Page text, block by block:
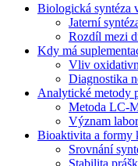
Biologická syntéza
Jaterní
Rozdíl mezi
Kdy má
Vliv
Diagnostika
Analytické metody
Metoda LC-
Význam
Bioaktivita a formy
Srovnání
Stabilita